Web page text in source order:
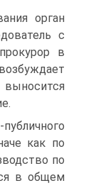
орган
с
в
как по
по
в общем